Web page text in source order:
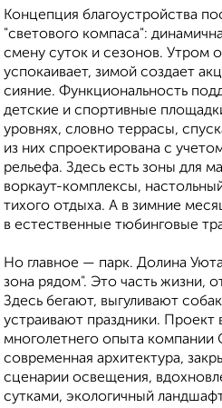
Концепция благоустройства
"светового компаса":
смену суток и сезонов. Утром
успокаивает, зимой создает
сияние. Функциональность
детские и спортивные
уровнях, словно террасы,
из них спроектирована с
рельефа. Здесь есть зоны для
воркаут-комплексы,
тихого отдыха. А в зимние
в естественные тюбинговые
Но главное — парк. Долина
зона рядом". Это часть жизни,
Здесь бегают, выгуливают
устраивают праздники. Проект
многолетнего опыта компании
современная архитектура,
сценарии освещения,
сутками, экологичный